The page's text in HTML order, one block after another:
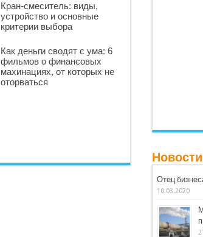
Кран-смеситель: виды,
устройство и основные
критерии выбора
Как деньги сводят с ума: 6
фильмов о финансовых
махинациях, от которых не
оторваться
Отец
10.03.2020